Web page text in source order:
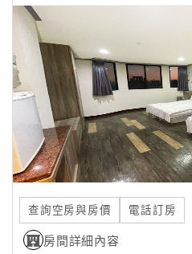
查詢空房與房價 電話訂房
房間詳細內容